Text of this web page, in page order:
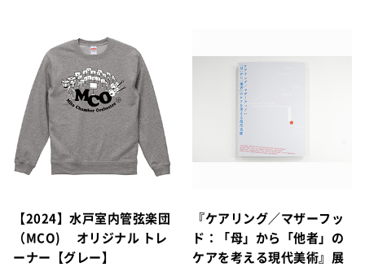
【2024】水戸室内管弦楽団
（MCO) オリジナル トレ
ーナー【グレー】
『ケアリング／マザーフッ
ド：「母」から「他者」の
ケアを考える現代美術』展